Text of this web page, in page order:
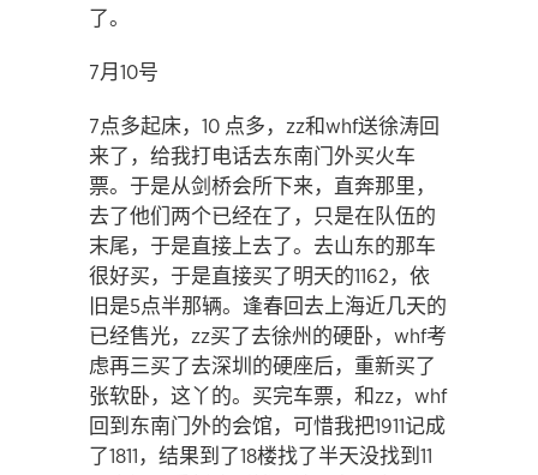
了。
7月10号
7点多起床，10 点多，zz和whf送徐涛回
来了，给我打电话去东南门外买火车
票。于是从剑桥会所下来，直奔那里，
去了他们两个已经在了，只是在队伍的
末尾，于是直接上去了。去山东的那车
很好买，于是直接买了明天的1162，依
旧是5点半那辆。逢春回去上海近几天的
已经售光，zz买了去徐州的硬卧，whf考
虑再三买了去深圳的硬座后，重新买了
张软卧，这丫的。买完车票，和zz，whf
回到东南门外的会馆，可惜我把1911记成
了1811，结果到了18楼找了半天没找到11